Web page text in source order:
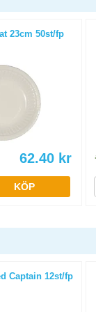
23cm 50st/fp
62.40 kr
KÖP
Captain 12st/fp